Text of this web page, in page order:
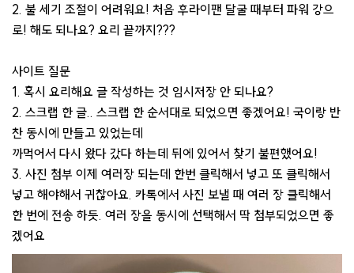
2. 불 세기 조절이 어려워요! 처음 후라이팬 달굴 때부터 파워 강으
로! 해도 되나요? 요리 끝까지???
사이트 질문
1. 혹시 요리해요 글 작성하는 것 임시저장 안 되나요?
2. 스크랩 한 글.. 스크랩 한 순서대로 되었으면 좋겠어요! 국이랑 반
찬 동시에 만들고 있었는데
까먹어서 다시 왔다 갔다 하는데 뒤에 있어서 찾기 불편했어요!
3. 사진 첨부 이제 여러장 되는데 한번 클릭해서 넣고 또 클릭해서
넣고 해야해서 귀찮아요. 카톡에서 사진 보낼 때 여러 장 클릭해서
한 번에 전송 하듯. 여러 장을 동시에 선택해서 딱 첨부되었으면 좋
겠어요